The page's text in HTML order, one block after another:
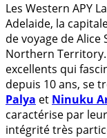
Les Western APY
Adelaide, la
de voyage de
Northern Territory.
excellents qui
depuis 10 ans, se
Palya et Ninuku
caractérise par
intégrité très